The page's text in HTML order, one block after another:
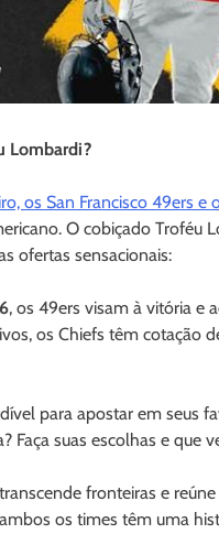
Lombardi?
os San Francisco 49ers e
O cobiçado Troféu
ofertas sensacionais:
6, os 49ers visam à vitória e
os Chiefs têm cotação
para apostar em seus
Faça suas escolhas e que
fronteiras e
os times têm uma